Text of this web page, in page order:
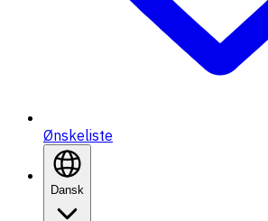
Ønskeliste
Dansk